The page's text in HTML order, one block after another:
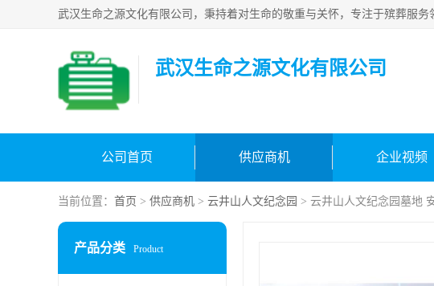
武汉生命之源文化有限公司
公司首页 供应商机 企业视频
当前位置： 首页 > 供应商机 > 云井山人文纪念园 > 云井山人文纪念园墓地
产品分类 Product